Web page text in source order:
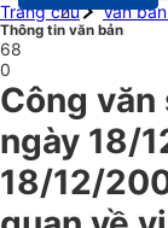
Trang chủ
Văn
Thông tin văn bản
68
0
Công văn
ngày 18/
18/12/